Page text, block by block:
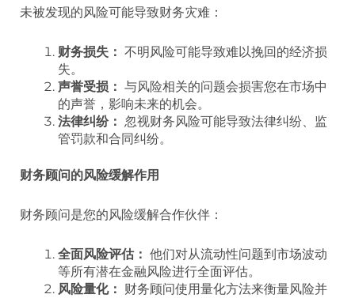
未被发现的风险可能导致财务灾难：
财务损失： 不明风险可能导致难以挽回的经济损
失。
声誉受损： 与风险相关的问题会损害您在市场中
的声誉，影响未来的机会。
法律纠纷： 忽视财务风险可能导致法律纠纷、监
管罚款和合同纠纷。
财务顾问的风险缓解作用
财务顾问是您的风险缓解合作伙伴：
全面风险评估： 他们对从流动性问题到市场波动
等所有潜在金融风险进行全面评估。
风险量化： 财务顾问使用量化方法来衡量风险并